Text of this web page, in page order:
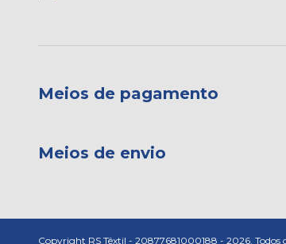
Meios de pagamento
Meios de envio
Copyright RS Têxtil - 20877681000188 - 2026. Todos